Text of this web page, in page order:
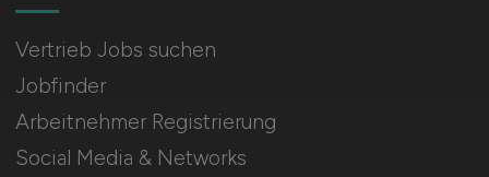
Vertrieb Jobs suchen
Jobfinder
Arbeitnehmer Registrierung
Social Media & Networks